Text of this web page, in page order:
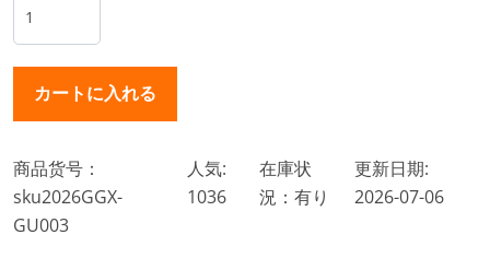
商品货号：
sku2026GGX-
GU003
人気:
1036
在庫状
況：有り
更新日期:
2026-07-06